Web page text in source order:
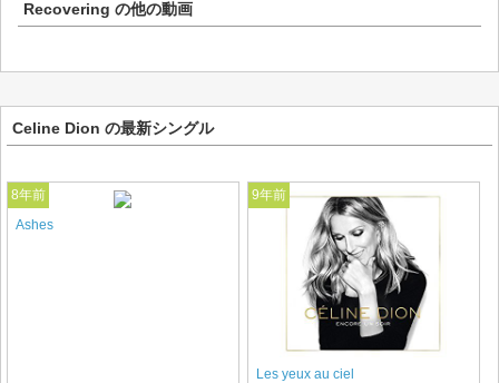
Recovering の他の動画
Celine Dion の最新シングル
8年前
Ashes
9年前
Les yeux au ciel